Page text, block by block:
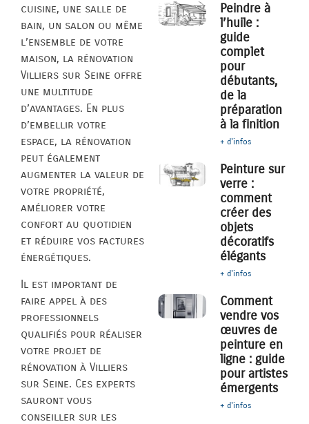
cuisine, une salle de
bain, un salon ou même
l’ensemble de votre
maison, la rénovation
Villiers sur Seine offre
une multitude
d’avantages. En plus
d’embellir votre
espace, la rénovation
peut également
augmenter la valeur de
votre propriété,
améliorer votre
confort au quotidien
et réduire vos factures
énergétiques.
Il est important de
faire appel à des
professionnels
qualifiés pour réaliser
votre projet de
rénovation à Villiers
sur Seine. Ces experts
sauront vous
conseiller sur les
Peindre à
l’huile :
guide
complet
pour
débutants,
de la
préparation
à la finition
+ d'infos
Peinture sur
verre :
comment
créer des
objets
décoratifs
élégants
+ d'infos
Comment
vendre vos
œuvres de
peinture en
ligne : guide
pour artistes
émergents
+ d'infos